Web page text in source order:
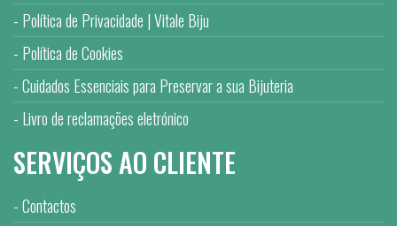
Política de Privacidade | Vitale Biju
Política de Cookies
Cuidados Essenciais para Preservar a sua Bijuteria
Livro de reclamações eletrónico
SERVIÇOS AO CLIENTE
Contactos